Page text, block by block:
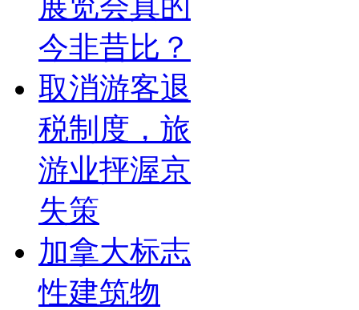
今非昔比？
取消游客退
税制度，旅
游业抨渥京
失策
加拿大标志
性建筑物